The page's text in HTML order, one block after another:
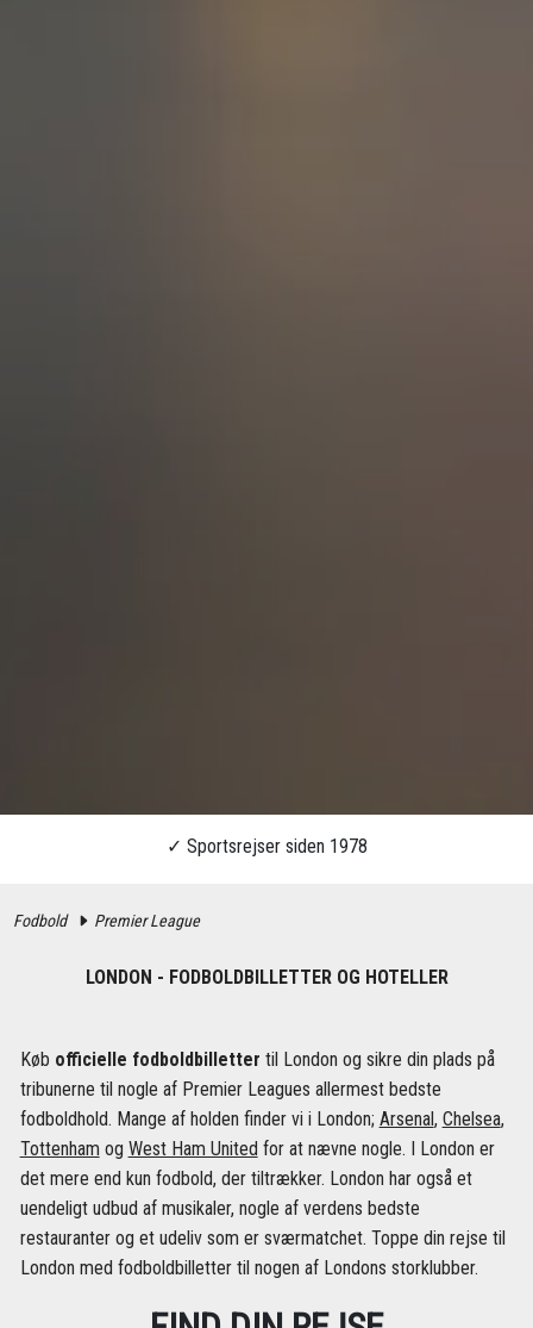
Fodbold Premier League
LONDON - FODBOLDBILLETTER OG HOTELLER
Køb officielle fodboldbilletter til London og sikre din plads på
tribunerne til nogle af Premier Leagues allermest bedste
fodboldhold. Mange af holden finder vi i London; Arsenal, Chelsea,
Tottenham og West Ham United for at nævne nogle. I London er
det mere end kun fodbold, der tiltrækker. London har også et
uendeligt udbud af musikaler, nogle af verdens bedste
restauranter og et udeliv som er sværmatchet. Toppe din rejse til
London med fodboldbilletter til nogen af Londons storklubber.